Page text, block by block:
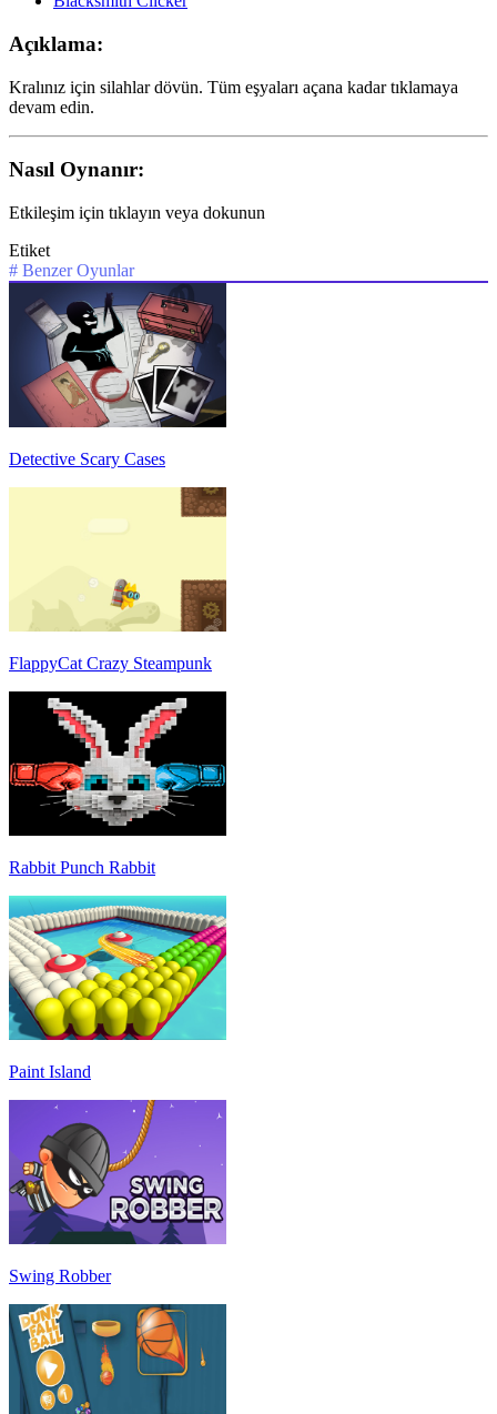
Açıklama:
Kralınız için silahlar dövün. Tüm eşyaları açana kadar tıklamaya
devam edin.
Nasıl Oynanır:
Etkileşim için tıklayın veya dokunun
Etiket
# Benzer Oyunlar
Detective Scary Cases
FlappyCat Crazy Steampunk
Rabbit Punch Rabbit
Paint Island
Swing Robber